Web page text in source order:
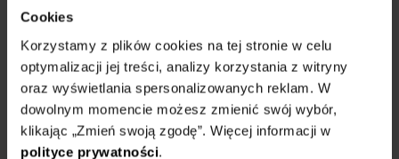
Cookies
Korzystamy z plików cookies na tej stronie w celu
optymalizacji jej treści, analizy korzystania z witryny
oraz wyświetlania spersonalizowanych reklam. W
dowolnym momencie możesz zmienić swój wybór,
klikając „Zmień swoją zgodę”. Więcej informacji w
polityce prywatności.
17 grudnia 2024
Outsourcing rejestracji medycznej | Jak
działa i kiedy warto się na niego
zdecydować?
Outsourcing rejestracji medycznej to nowoczesne